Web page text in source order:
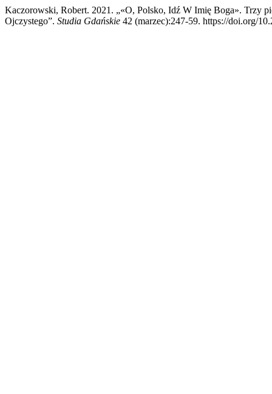
Kaczorowski, Robert. 2021. „«O, Polsko, Idź W Imię Boga». Trzy
Ojczystego”. Studia Gdańskie 42 (marzec):247-59. https://doi.org/